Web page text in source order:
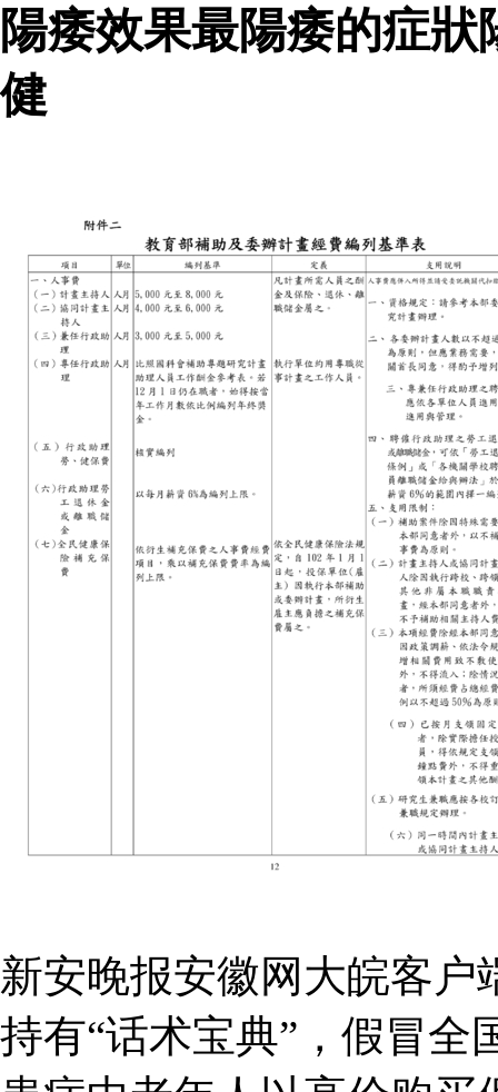
陽痿效果最陽痿的症
健
新安晚报安徽网大皖客
持有“话术宝典”，假冒全